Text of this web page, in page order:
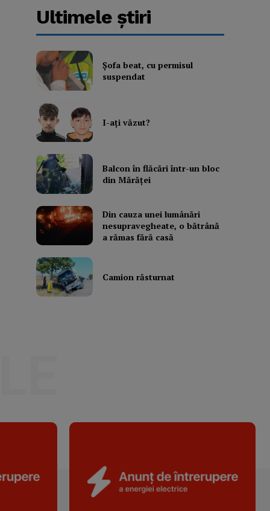
Ultimele ştiri
Şofa beat, cu permisul
suspendat
I-aţi văzut?
Balcon în flăcări într-un bloc
din Mărăţei
Din cauza unei lumânări
nesupravegheate, o bătrână
a rămas fără casă
Camion răsturnat